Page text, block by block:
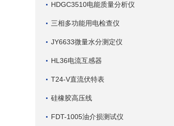
HDGC3510电能质量分析仪
三相多功能用电检查仪
JY6633微量水分测定仪
HL36电流互感器
T24-V直流伏特表
硅橡胶高压线
FDT-1005油介损测试仪